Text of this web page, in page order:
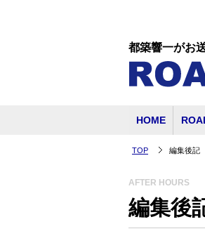
都築響一がお
HOME
TOP 編集後記
AFTER HOURS
編集後